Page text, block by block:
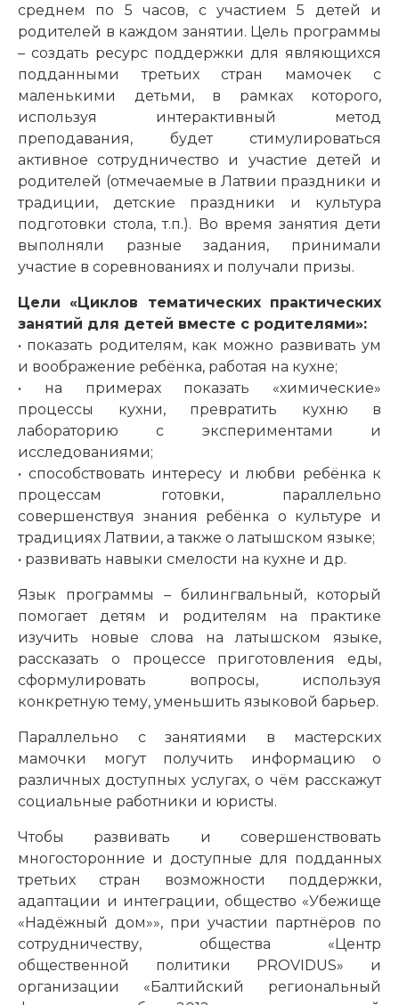
среднем по 5 часов, с участием 5 детей и
родителей в каждом занятии. Цель программы
– создать ресурс поддержки для являющихся
подданными третьих стран мамочек с
маленькими детьми, в рамках которого,
используя интерактивный метод
преподавания, будет стимулироваться
активное сотрудничество и участие детей и
родителей (отмечаемые в Латвии праздники и
традиции, детские праздники и культура
подготовки стола, т.п.). Во время занятия дети
выполняли разные задания, принимали
участие в соревнованиях и получали призы.
Цели «Циклов тематических практических
занятий для детей вместе с родителями»:
• показать родителям, как можно развивать ум
и воображение ребёнка, работая на кухне;
• на примерах показать «химические»
процессы кухни, превратить кухню в
лабораторию с экспериментами и
исследованиями;
• способствовать интересу и любви ребёнка к
процессам готовки, параллельно
совершенствуя знания ребёнка о культуре и
традициях Латвии, а также о латышском языке;
• развивать навыки смелости на кухне и др.
Язык программы – билингвальный, который
помогает детям и родителям на практике
изучить новые слова на латышском языке,
рассказать о процессе приготовления еды,
сформулировать вопросы, используя
конкретную тему, уменьшить языковой барьер.
Параллельно с занятиями в мастерских
мамочки могут получить информацию о
различных доступных услугах, о чём расскажут
социальные работники и юристы.
Чтобы развивать и совершенствовать
многосторонние и доступные для подданных
третьих стран возможности поддержки,
адаптации и интеграции, общество «Убежище
«Надёжный дом»», при участии партнёров по
сотрудничеству, общества «Центр
общественной политики PROVIDUS» и
организации «Балтийский региональный